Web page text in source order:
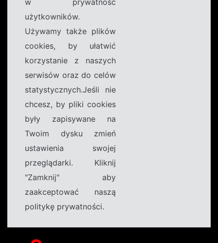
w prywatność
użytkowników.
Używamy także plików
cookies, by ułatwić
korzystanie z naszych
serwisów oraz do celów
statystycznych.Jeśli nie
chcesz, by pliki cookies
były zapisywane na
Twoim dysku zmień
ustawienia swojej
przeglądarki. Kliknij
"Zamknij" aby
zaakceptować naszą
politykę prywatności.